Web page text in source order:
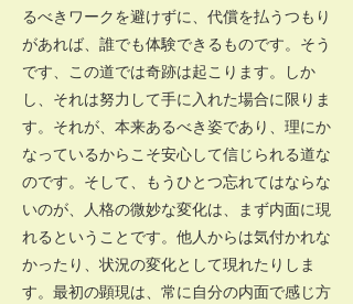
るべきワークを避けずに、代償を払うつもり
があれば、誰でも体験できるものです。そう
です、この道では奇跡は起こります。しか
し、それは努力して手に入れた場合に限りま
す。それが、本来あるべき姿であり、理にか
なっているからこそ安心して信じられる道な
のです。そして、もうひとつ忘れてはならな
いのが、人格の微妙な変化は、まず内面に現
れるということです。他人からは気付かれな
かったり、状況の変化として現れたりしま
す。最初の顕現は、常に自分の内面で感じ方